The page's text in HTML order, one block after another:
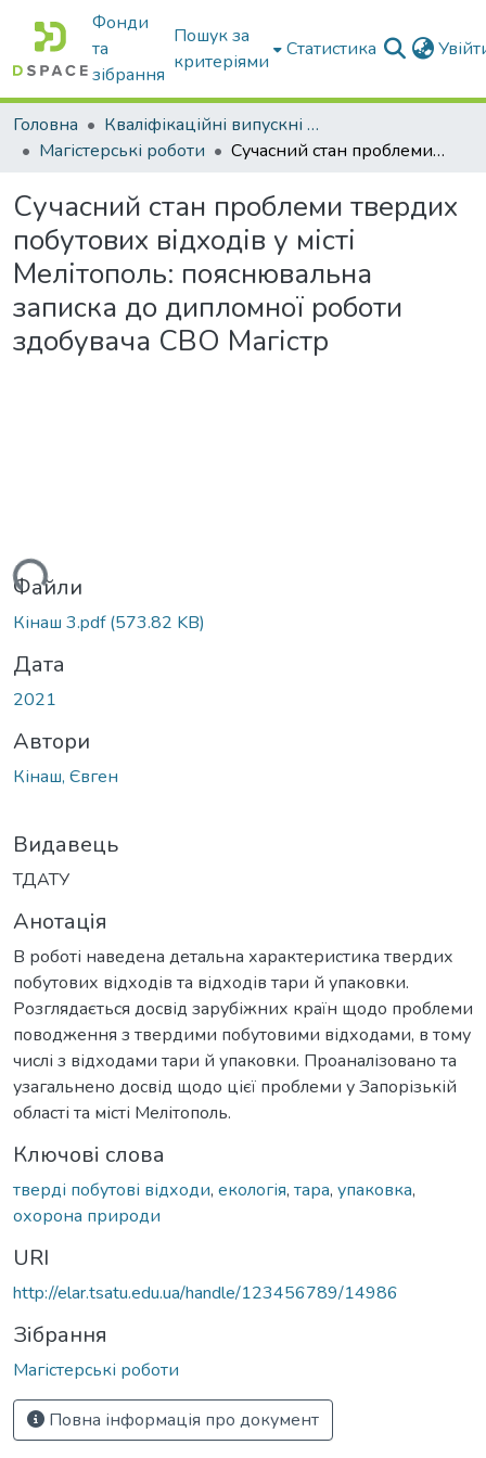
Фонди
та
зібрання
Пошук за
критеріями
Статистика
Головна
Кваліфікаційні випускні роботи бакалаврів і магістрів
Магістерські роботи
Сучасний стан проблеми твердих побутових відходів у місті Мелітополь: пояснювальна записка до дипломної роботи здобувача СВО Магістр
Сучасний стан проблеми твердих
побутових відходів у місті
Мелітополь: пояснювальна
записка до дипломної роботи
здобувача СВО Магістр
Файли
Кінаш 3.pdf(573.82 KB)
Дата
2021
Автори
Кінаш, Євген
Видавець
ТДАТУ
Анотація
В роботі наведена детальна характеристика твердих
побутових відходів та відходів тари й упаковки.
Розглядається досвід зарубіжних країн щодо проблеми
поводження з твердими побутовими відходами, в тому
числі з відходами тари й упаковки. Проаналізовано та
узагальнено досвід щодо цієї проблеми у Запорізькій
області та місті Мелітополь.
Ключові слова
тверді побутові відходи, екологія, тара, упаковка,
охорона природи
URI
http://elar.tsatu.edu.ua/handle/123456789/14986
Зібрання
Магістерські роботи
Повна інформація про документ